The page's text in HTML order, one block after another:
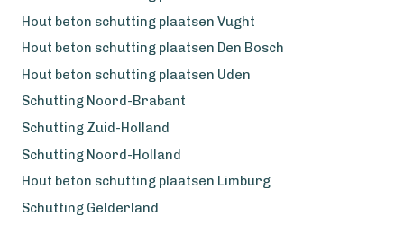
Hout beton schutting plaatsen Vught
Hout beton schutting plaatsen Den Bosch
Hout beton schutting plaatsen Uden
Schutting Noord-Brabant
Schutting Zuid-Holland
Schutting Noord-Holland
Hout beton schutting plaatsen Limburg
Schutting Gelderland